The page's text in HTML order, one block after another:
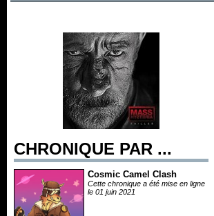
CHRONIQUE PAR ...
Cosmic Camel Clash
Cette chronique a été mise en ligne
le 01 juin 2021